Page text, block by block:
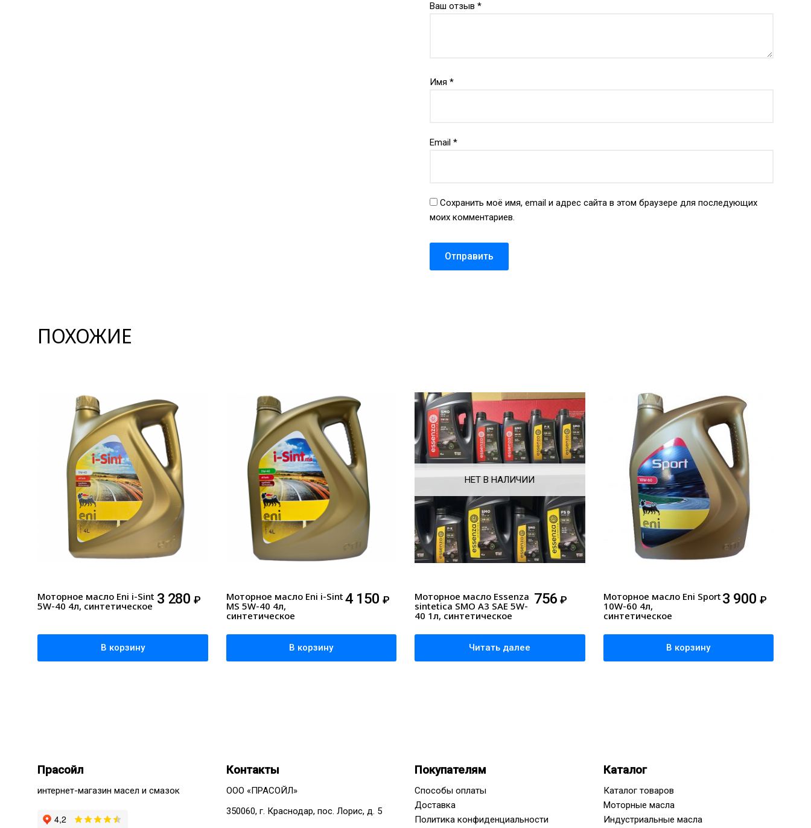
Ваш отзыв *
Имя *
Email *
Сохранить моё имя, email и адрес сайта в этом браузере для последующих
моих комментариев.
ПОХОЖИЕ
Моторное масло Eni i-Sint
5W-40 4л, синтетическое 3 280₽
В корзину
Моторное масло Eni i-Sint
MS 5W-40 4л,
синтетическое
4 150 ₽
В корзину
НЕТ В НАЛИЧИИ
Моторное масло Essenza
sintetica SMO A3 SAE 5W-
40 1л, синтетическое
756₽
Читать далее
Моторное масло Eni Sport
10W-60 4л,
синтетическое
3 900 ₽
В корзину
Прасойл
интернет-магазин масел и смазок
Контакты
ООО «ПРАСОЙЛ»
350060, г. Краснодар, пос. Лорис, д. 5
Покупателям
Способы оплаты
Доставка
Политика конфиденциальности
Каталог
Каталог товаров
Моторные масла
Индустриальные масла